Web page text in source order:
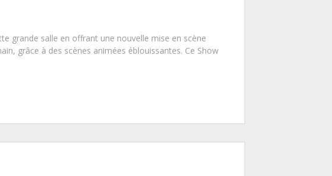
grande salle en offrant une nouvelle mise en scène
grâce à des scènes animées éblouissantes. Ce Show